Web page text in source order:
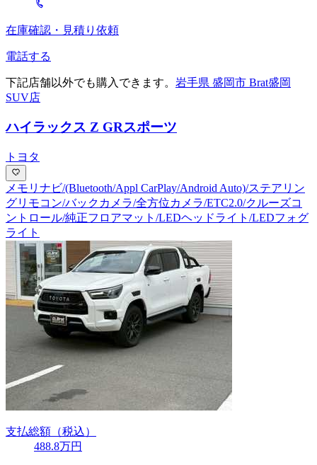
在庫確認・見積り依頼
電話する
下記店舗以外でも購入できます。 岩手県 盛岡市 Brat盛岡
SUV店
ハイラックス Z GRスポーツ
トヨタ
メモリナビ/(Bluetooth/Appl CarPlay/Android Auto)/ステアリン
グリモコン/バックカメラ/全方位カメラ/ETC2.0/クルーズコ
ントロール/純正フロアマット/LEDヘッドライト/LEDフォグ
ライト
支払総額 （税込）
488.8万円